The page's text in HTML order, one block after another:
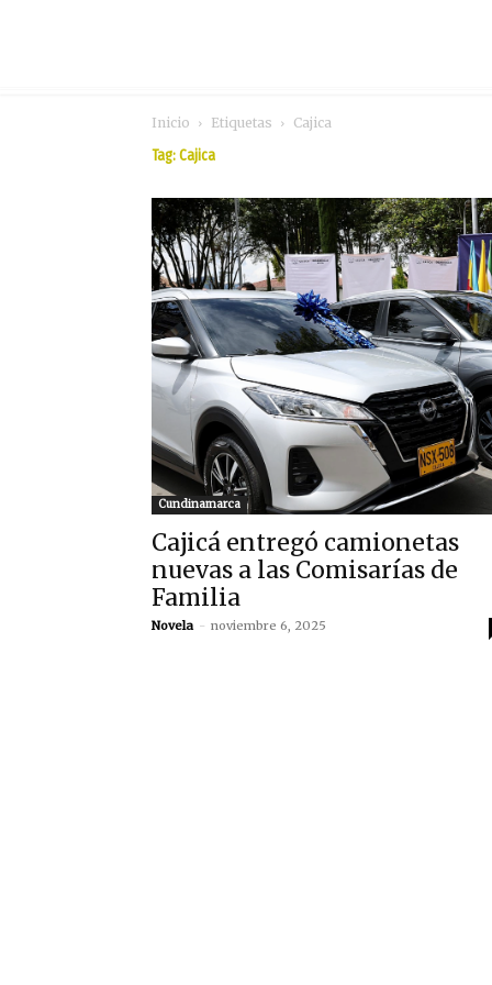
Inicio Etiquetas Cajica
Tag: Cajica
Cundinamarca
Cajicá entregó camionetas
nuevas a las Comisarías de
Familia
Novela - noviembre 6, 2025